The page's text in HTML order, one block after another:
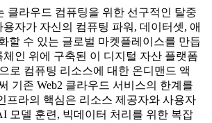
클라우드 컴퓨팅을 위한 선구적인 탈중
자가 자신의 컴퓨팅 파워, 데이터셋, 애
할 수 있는 글로벌 마켓플레이스를 만듭
인 위에 구축된 이 디지털 자산 플랫폼
로 컴퓨팅 리소스에 대한 온디맨드 액
기존 Web2 클라우드 서비스의 한계를
프라의 핵심은 리소스 제공자와 사용자
모델 훈련, 빅데이터 처리를 위한 복잡